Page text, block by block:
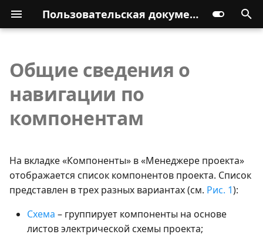
Пользовательская документация
Общие сведения о
навигации по
компонентам
На вкладке «Компоненты» в «Менеджере проекта»
отображается список компонентов проекта. Список
представлен в трех разных вариантах (см. Рис. 1):
Схема – группирует компоненты на основе
листов электрической схемы проекта;